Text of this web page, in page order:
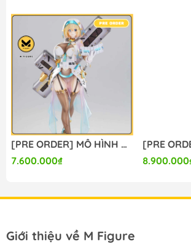
[PRE ORDER] MÔ HÌNH Bunny Suit Planning - Sophia F. Shirring - 1/6 - Sister Ver., Bright Edition (Magi Arts) FIGURE CHÍNH HÃNG
7.600.000₫
Giới thiệu về M Figure